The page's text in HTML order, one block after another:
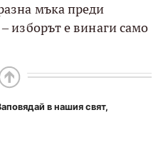
мъка преди
изборът е винаги само
в нашия свят,